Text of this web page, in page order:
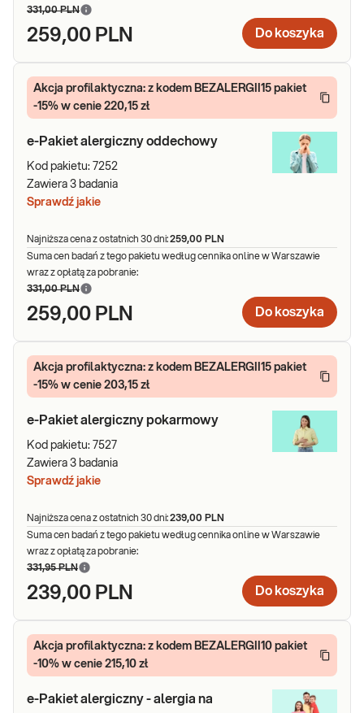
331,00 PLN
259,00 PLN Do koszyka
Akcja profilaktyczna: z kodem BEZALERGII15 pakiet
-15% w cenie 220,15 zł
e-Pakiet alergiczny oddechowy
Kod pakietu: 7252
Zawiera 3 badania
Sprawdź jakie
Najniższa cena z ostatnich 30 dni:259,00 PLN
Suma cen badań z tego pakietu według cennika online w Warszawie
wraz z opłatą za pobranie:
331,00 PLN
259,00 PLN Do koszyka
Akcja profilaktyczna: z kodem BEZALERGII15 pakiet
-15% w cenie 203,15 zł
e-Pakiet alergiczny pokarmowy
Kod pakietu: 7527
Zawiera 3 badania
Sprawdź jakie
Najniższa cena z ostatnich 30 dni:239,00 PLN
Suma cen badań z tego pakietu według cennika online w Warszawie
wraz z opłatą za pobranie:
331,95 PLN
239,00 PLN Do koszyka
Akcja profilaktyczna: z kodem BEZALERGII10 pakiet
-10% w cenie 215,10 zł
e-Pakiet alergiczny - alergia na